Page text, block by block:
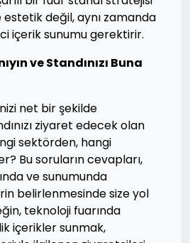
değil, aynı zamanda
içerik sunumu gerektirir.
ve Standınızı Buna
net bir şekilde
ziyaret edecek olan
sektörden, hangi
Bu soruların cevapları,
ve sunumunda
belirlenmesinde size yol
teknoloji fuarında
içerikler sunmak,